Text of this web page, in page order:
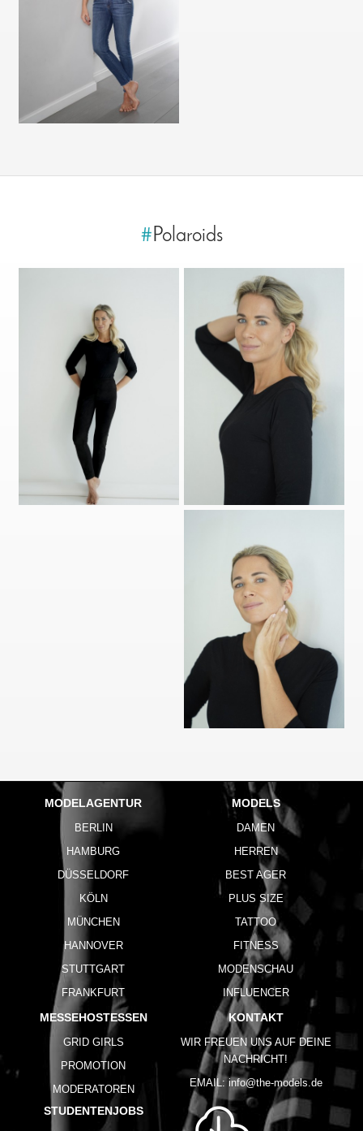
#Polaroids
MODELAGENTUR
BERLIN
HAMBURG
DÜSSELDORF
KÖLN
MÜNCHEN
HANNOVER
STUTTGART
FRANKFURT
MODELS
DAMEN
HERREN
BEST AGER
PLUS SIZE
TATTOO
FITNESS
MODENSCHAU
INFLUENCER
MESSEHOSTESSEN
GRID GIRLS
PROMOTION
MODERATOREN
STUDENTENJOBS
KONTAKT
WIR FREUEN UNS AUF DEINE
NACHRICHT!
EMAIL: info@the-models.de